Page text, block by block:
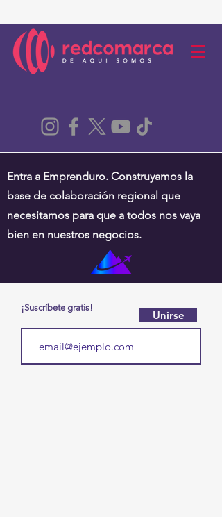
Entra a Emprenduro. Construyamos la
base de colaboración regional que
necesitamos para que a todos nos vaya
bien en nuestros negocios.
¡Suscríbete gratis!
Unirse